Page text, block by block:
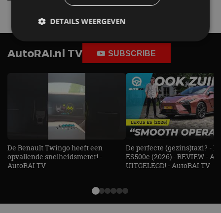
AutoRAI.nl TV SUBSCRIBE
De Renault Twingo heeft een
opvallende snelheidsmeter! -
AutoRAI TV
De perfecte (gezins)taxi? -
ES500e (2026) - REVIEW -
UITGELEGD! - AutoRAI TV
DETAILS WEERGEVEN
Strikt noodzakelijk Prestatie
Targeting
Functioneel
Niet-geclassificeerd
Strikt noodzakelijke cookies maken de
kernfunctionaliteiten van de website mogelijk, zoals
gebruikersaanmelding en accountbeheer. De
website kan niet goed worden gebruikt zonder de
strikt noodzakelijke cookies.
Naam
Domein
Vervaldatum
Cloudflare,
1 jaar
Deze
gebruikt
op basis